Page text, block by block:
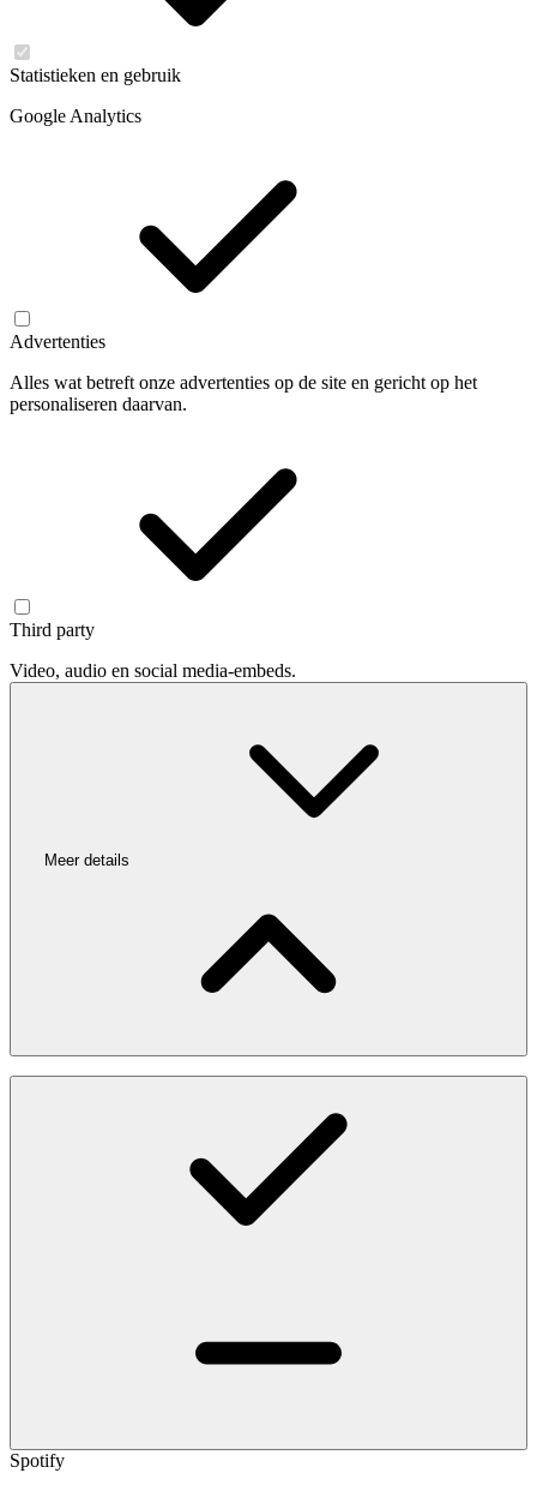
Statistieken en gebruik
Google Analytics
Advertenties
Alles wat betreft onze advertenties op de site en gericht op het
personaliseren daarvan.
Third party
Video, audio en social media-embeds.
Meer details
Spotify